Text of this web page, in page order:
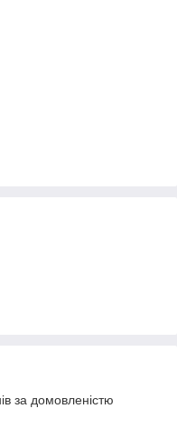
за домовленістю